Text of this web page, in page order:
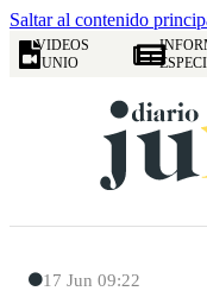
Saltar al contenido
VIDEOS
JUNIO
17 Jun 09:22